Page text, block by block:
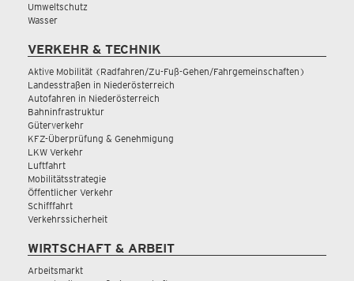
Umweltschutz
Wasser
VERKEHR & TECHNIK
Aktive Mobilität (Radfahren/Zu-Fuß-Gehen/Fahrgemeinschaften)
Landesstraßen in Niederösterreich
Autofahren in Niederösterreich
Bahninfrastruktur
Güterverkehr
KFZ-Überprüfung & Genehmigung
LKW Verkehr
Luftfahrt
Mobilitätsstrategie
Öffentlicher Verkehr
Schifffahrt
Verkehrssicherheit
WIRTSCHAFT & ARBEIT
Arbeitsmarkt